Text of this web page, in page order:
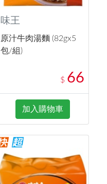
味王
原汁牛肉湯麵 (82gx5
包/組)
$ 66
加入購物車